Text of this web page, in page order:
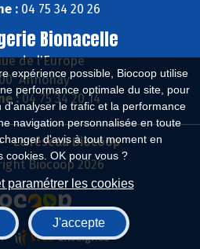
expérience possible, Biocoop utilise
performance optimale du site, pour
d'analyser le trafic et la performance
navigation personnalisée en toute
d'avis à tout moment en
cookies. OK pour vous ?
paramétrer les cookies
J'accepte
: 04 75 34 20 26
Bionacelle
de l'Europe
Annonay
:04 75 34 20 14
Le réseau Biocoop
Biocoop 2026